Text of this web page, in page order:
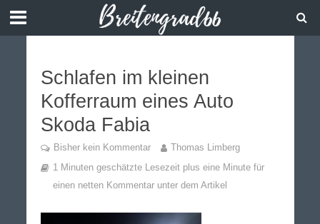
Schlafen im kleinen
Kofferraum eines Auto
Skoda Fabia
Bisher kein Kommentar
Thomas Limberg
1 Minuten geschätzte Lesezeit plus eine Minute für
einen netten Kommentar unter dem Artikel